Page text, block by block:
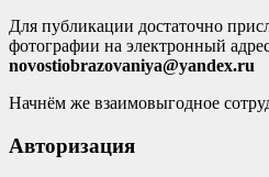
Для публикации достаточно
фотографии на электронный
novostiobrazovaniya@yandex.ru
Начнём же взаимовыгодное
Авторизация